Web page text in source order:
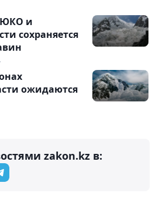
ЮКО и
сохраняется
ожидаются
zakon.kz в: